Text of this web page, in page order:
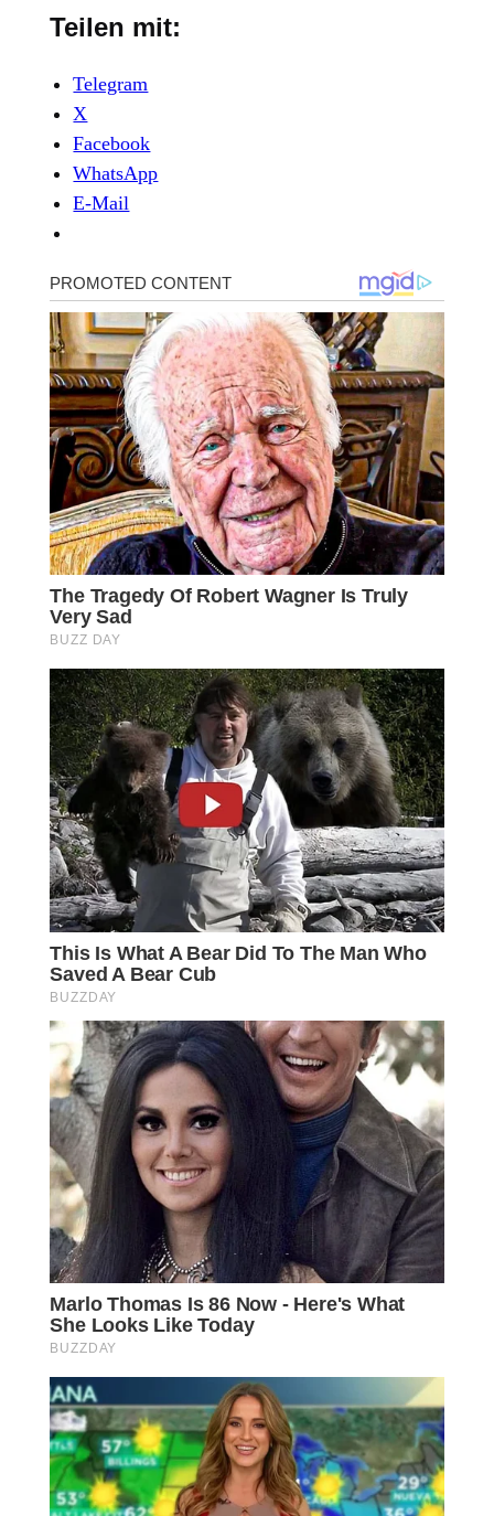
Teilen mit:
Telegram
X
Facebook
WhatsApp
E-Mail